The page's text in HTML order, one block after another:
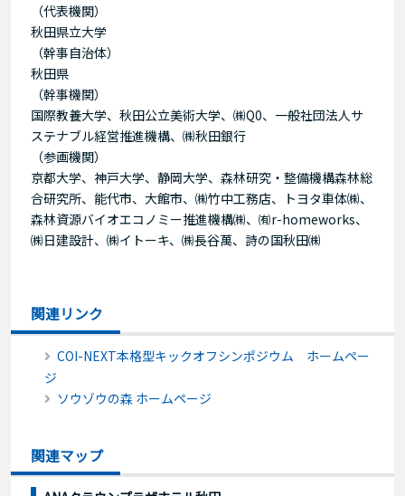
（代表機関）
秋田県立大学
（幹事自治体）
秋田県
（幹事機関）
国際教養大学、秋田公立美術大学、㈱Q0、一般社団法人サ
ステナブル経営推進機構、㈱秋田銀行
（参画機関）
京都大学、神戸大学、静岡大学、森林研究・整備機構森林総
合研究所、能代市、大館市、㈱竹中工務店、トヨタ車体㈱、
森林資源バイオエコノミー推進機構㈱、㈲r-homeworks、
㈱日建設計、㈱イトーキ、㈱長谷萬、詩の国秋田㈱
関連リンク
COI-NEXT本格型キックオフシンポジウム ホームペー
ジ
ソウゾウの森 ホームページ
関連マップ